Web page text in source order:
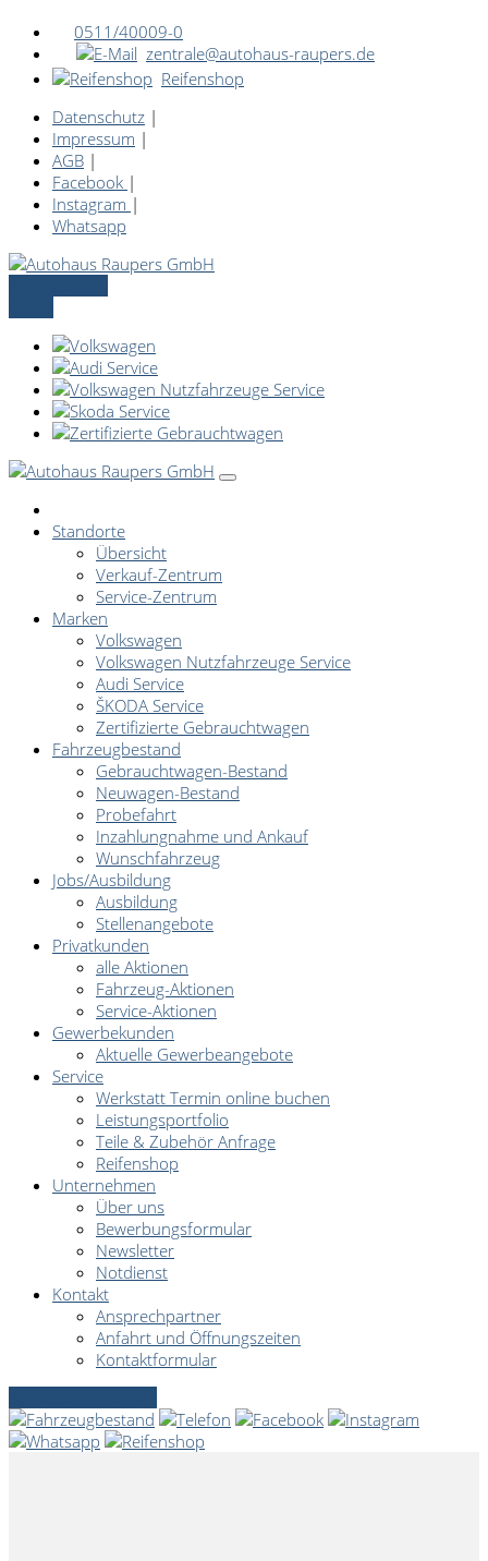
0511/40009-0
zentrale@autohaus-raupers.de
Reifenshop
Datenschutz |
Impressum |
AGB |
Facebook |
Instagram |
Whatsapp
Standorte
Übersicht
Verkauf-Zentrum
Service-Zentrum
Marken
Volkswagen
Volkswagen Nutzfahrzeuge Service
Audi Service
ŠKODA Service
Zertifizierte Gebrauchtwagen
Fahrzeugbestand
Gebrauchtwagen-Bestand
Neuwagen-Bestand
Probefahrt
Inzahlungnahme und Ankauf
Wunschfahrzeug
Jobs/Ausbildung
Ausbildung
Stellenangebote
Privatkunden
alle Aktionen
Fahrzeug-Aktionen
Service-Aktionen
Gewerbekunden
Aktuelle Gewerbeangebote
Service
Werkstatt Termin online buchen
Leistungsportfolio
Teile & Zubehör Anfrage
Reifenshop
Unternehmen
Über uns
Bewerbungsformular
Newsletter
Notdienst
Kontakt
Ansprechpartner
Anfahrt und Öffnungszeiten
Kontaktformular